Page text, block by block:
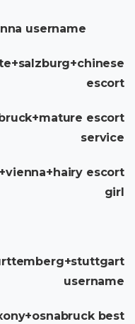
username
escort
escort
service
escort
girl
username
best